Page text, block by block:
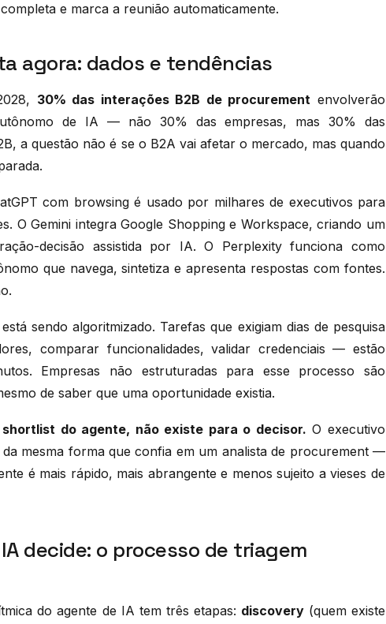
e marca a reunião automaticamente.
agora: dados e tendências
30% das interações B2B de procurement envolverão
de IA — não 30% das empresas, mas 30% das
a questão não é se o B2A vai afetar o mercado, mas quando
com browsing é usado por milhares de executivos para
O Gemini integra Google Shopping e Workspace, criando um
decisão assistida por IA. O Perplexity funciona como
que navega, sintetiza e apresenta respostas com fontes.
sendo algoritmizado. Tarefas que exigiam dias de pesquisa
comparar funcionalidades, validar credenciais — estão
Empresas não estruturadas para esse processo são
de saber que uma oportunidade existia.
do agente, não existe para o decisor. O executivo
mesma forma que confia em um analista de procurement —
é mais rápido, mais abrangente e menos sujeito a vieses de
decide: o processo de triagem
do agente de IA tem três etapas: discovery(quem existe